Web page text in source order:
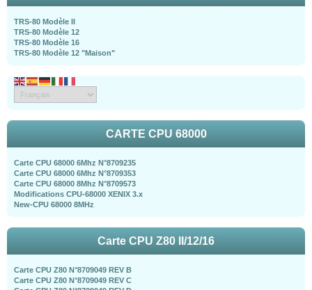
TRS-80 Modèle II
TRS-80 Modèle 12
TRS-80 Modèle 16
TRS-80 Modèle 12 "Maison"
CARTE CPU 68000
Carte CPU 68000 6Mhz N°8709235
Carte CPU 68000 6Mhz N°8709353
Carte CPU 68000 8Mhz N°8709573
Modifications CPU-68000 XENIX 3.x
New-CPU 68000 8MHz
Carte CPU Z80 II/12/16
Carte CPU Z80 N°8709049 REV B
Carte CPU Z80 N°8709049 REV C